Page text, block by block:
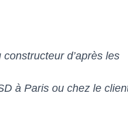
d’après les
à Paris ou chez le